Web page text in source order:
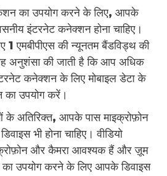
का उपयोग करने के लिए, आपके
इंटरनेट कनेक्शन होना चाहिए।
1 एमबीपीएस की न्यूनतम बैंडविड्थ की
अनुशंसा की जाती है कि आप अधिक
कनेक्शन के लिए मोबाइल डेटा के
का उपयोग करें।
अतिरिक्त, आपके पास माइक्रोफ़ोन
भी होना चाहिए। वीडियो
और कैमरा आवश्यक हैं और ज़ूम
का उपयोग करने के लिए आपके डिवाइस